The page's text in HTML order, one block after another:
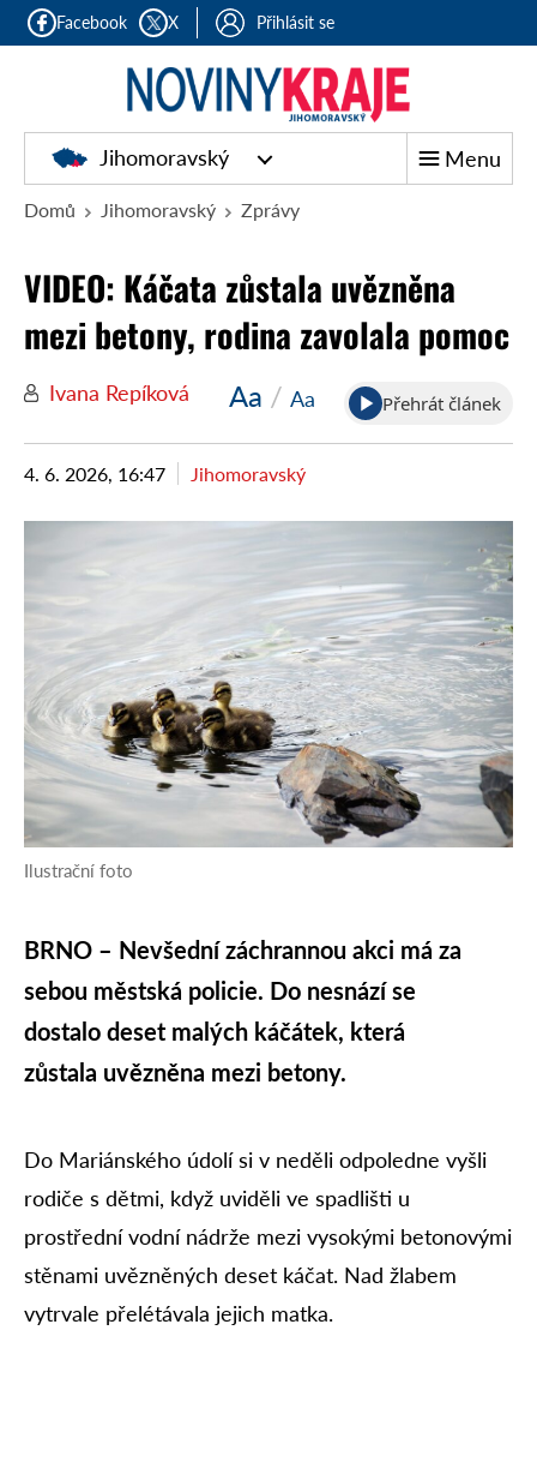
Facebook X Přihlásit se
Jihomoravský Menu
Domů Jihomoravský Zprávy
VIDEO: Káčata zůstala uvězněna
mezi betony, rodina zavolala pomoc
Ivana Repíková Aa / Aa Přehrát článek
4. 6. 2026, 16:47 Jihomoravský
Ilustrační foto
BRNO – Nevšední záchrannou akci má za
sebou městská policie. Do nesnází se
dostalo deset malých káčátek, která
zůstala uvězněna mezi betony.
Do Mariánského údolí si v neděli odpoledne vyšli
rodiče s dětmi, když uviděli ve spadlišti u
prostřední vodní nádrže mezi vysokými betonovými
stěnami uvězněných deset káčat. Nad žlabem
vytrvale přelétávala jejich matka.